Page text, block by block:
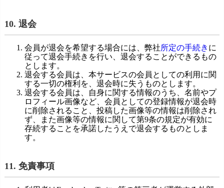
10. 退会
会員が退会を希望する場合には、弊社所定の手続き に
従って退会手続きを行い、退会することができるもの
とします。
退会する会員は、本サービスの会員としての利用に関
する一切の権利を、退会時に失うものとします。
退会する会員は、自身に関する情報のうち、名前やプ
ロフィール画像など、会員としての登録情報が退会時
に削除されること、投稿した画像等の情報は削除され
ず、また画像等の情報に関して第9条の規定が有効に
存続することを承諾したうえで退会するものとしま
す。
11. 免責事項